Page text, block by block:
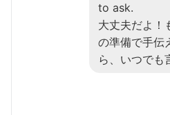
to ask.
大丈夫だよ！
の準備で手伝
ら、いつでも